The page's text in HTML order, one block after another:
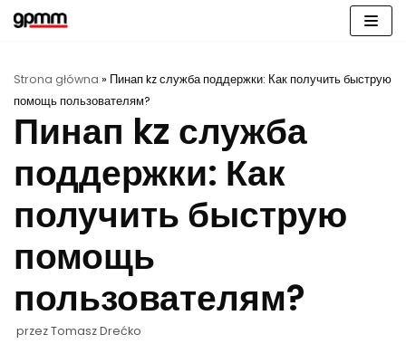
Przejdź
Strona główna » Пинап kz служба поддержки: Как получить быструю
помощь пользователям?
Пинап kz служба
поддержки: Как
получить быструю
помощь
пользователям?
przezTomasz Drećko